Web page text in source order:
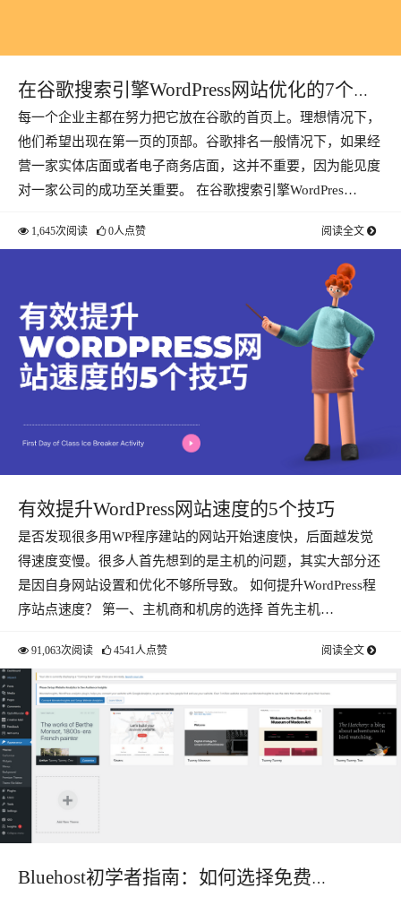
在谷歌搜索引擎WordPress网站优化的7个方
法
每一个企业主都在努力把它放在谷歌的首页上。理想情况下，
他们希望出现在第一页的顶部。谷歌排名一般情况下，如果经
营一家实体店面或者电子商务店面，这并不重要，因为能见度
对一家公司的成功至关重要。 在谷歌搜索引擎WordPres…
1,645次阅读 0人点赞 阅读全文
有效提升WordPress网站速度的5个技巧
是否发现很多用WP程序建站的网站开始速度快，后面越发觉
得速度变慢。很多人首先想到的是主机的问题，其实大部分还
是因自身网站设置和优化不够所导致。 如何提升WordPress程
序站点速度？ 第一、主机商和机房的选择 首先主机…
91,063次阅读 4541人点赞 阅读全文
Bluehost初学者指南：如何选择免费